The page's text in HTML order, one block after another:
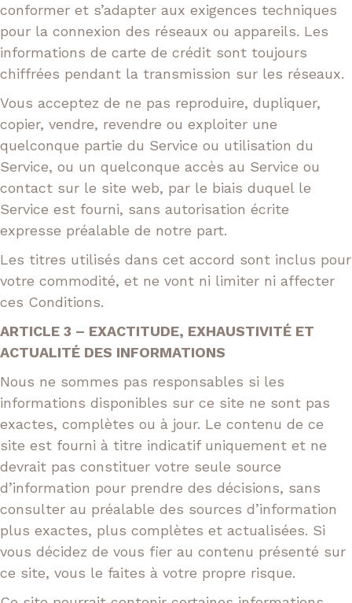
conformer et s’adapter aux exigences techniques
pour la connexion des réseaux ou appareils. Les
informations de carte de crédit sont toujours
chiffrées pendant la transmission sur les réseaux.
Vous acceptez de ne pas reproduire, dupliquer,
copier, vendre, revendre ou exploiter une
quelconque partie du Service ou utilisation du
Service, ou un quelconque accès au Service ou
contact sur le site web, par le biais duquel le
Service est fourni, sans autorisation écrite
expresse préalable de notre part.
Les titres utilisés dans cet accord sont inclus pour
votre commodité, et ne vont ni limiter ni affecter
ces Conditions.
ARTICLE 3 – EXACTITUDE, EXHAUSTIVITÉ ET
ACTUALITÉ DES INFORMATIONS
Nous ne sommes pas responsables si les
informations disponibles sur ce site ne sont pas
exactes, complètes ou à jour. Le contenu de ce
site est fourni à titre indicatif uniquement et ne
devrait pas constituer votre seule source
d’information pour prendre des décisions, sans
consulter au préalable des sources d’information
plus exactes, plus complètes et actualisées. Si
vous décidez de vous fier au contenu présenté sur
ce site, vous le faites à votre propre risque.